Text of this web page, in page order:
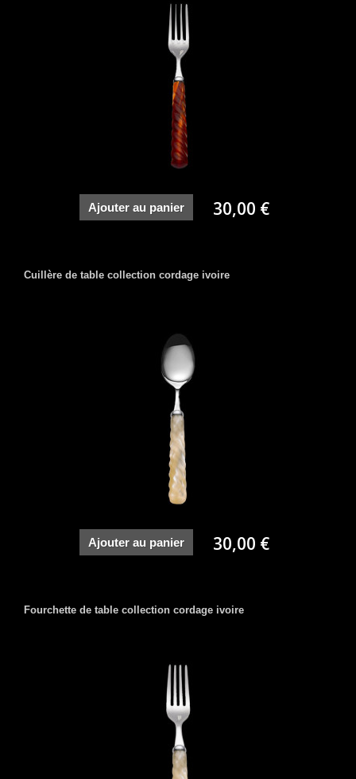
Ajouter au panier 30,00 €
Cuillère de table collection cordage ivoire
Ajouter au panier 30,00 €
Fourchette de table collection cordage ivoire